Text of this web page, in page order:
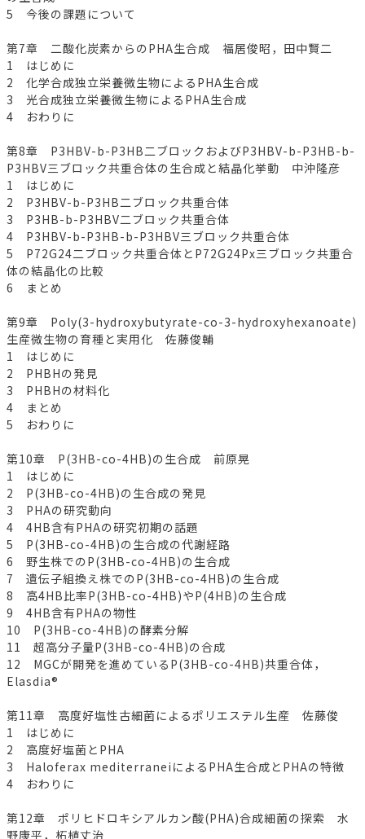
5 今後の課題について
第7章 二酸化炭素からのPHA生合成 福居俊昭，田中賢二
1 はじめに
2 化学合成独立栄養微生物によるPHA生合成
3 光合成独立栄養微生物によるPHA生合成
4 おわりに
第8章 P3HBV-b-P3HB二ブロックおよびP3HBV-b-P3HB-b-
P3HBV三ブロック共重合体の生合成と結晶化挙動 中沖隆彦
1 はじめに
2 P3HBV-b-P3HB二ブロック共重合体
3 P3HB-b-P3HBV二ブロック共重合体
4 P3HBV-b-P3HB-b-P3HBV三ブロック共重合体
5 P72G24二ブロック共重合体とP72G24Px三ブロック共重合
体の結晶化の比較
6 まとめ
第9章 Poly(3-hydroxybutyrate-co-3-hydroxyhexanoate)
生産微生物の育種と実用化 佐藤俊輔
1 はじめに
2 PHBHの発見
3 PHBHの材料化
4 まとめ
5 おわりに
第10章 P(3HB-co-4HB)の生合成 前原晃
1 はじめに
2 P(3HB-co-4HB)の生合成の発見
3 PHAの研究動向
4 4HB含有PHAの研究初期の話題
5 P(3HB-co-4HB)の生合成の代謝経路
6 野生株でのP(3HB-co-4HB)の生合成
7 遺伝子組換え株でのP(3HB-co-4HB)の生合成
8 高4HB比率P(3HB-co-4HB)やP(4HB)の生合成
9 4HB含有PHAの物性
10 P(3HB-co-4HB)の酵素分解
11 超高分子量P(3HB-co-4HB)の合成
12 MGCが開発を進めているP(3HB-co-4HB)共重合体，
Elasdia®
第11章 高度好塩性古細菌によるポリエステル生産 佐藤俊
1 はじめに
2 高度好塩菌とPHA
3 Haloferax mediterraneiによるPHA生合成とPHAの特徴
4 おわりに
第12章 ポリヒドロキシアルカン酸(PHA)合成細菌の探索 水
野康平，柘植丈治